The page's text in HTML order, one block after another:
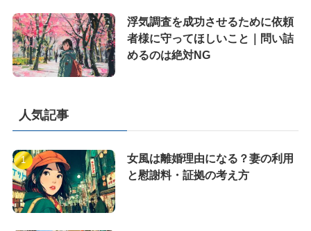
浮気調査を成功させるために依頼
者様に守ってほしいこと｜問い詰
めるのは絶対NG
人気記事
女風は離婚理由になる？妻の利用
と慰謝料・証拠の考え方